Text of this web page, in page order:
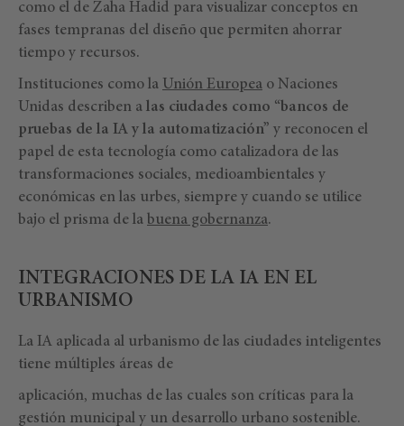
como el de Zaha Hadid para visualizar conceptos en
fases tempranas del diseño que permiten ahorrar
tiempo y recursos.
Instituciones como la Unión Europea o Naciones
Unidas describen a las ciudades como “bancos de
pruebas de la IA y la automatización” y reconocen el
papel de esta tecnología como catalizadora de las
transformaciones sociales, medioambientales y
económicas en las urbes, siempre y cuando se utilice
bajo el prisma de la buena gobernanza.
INTEGRACIONES DE LA IA EN EL
URBANISMO
La IA aplicada al urbanismo de las ciudades inteligentes
tiene múltiples áreas de
aplicación, muchas de las cuales son críticas para la
gestión municipal y un desarrollo urbano sostenible.